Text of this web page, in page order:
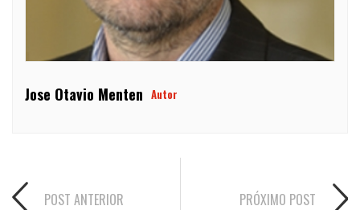
Jose Otavio Menten Autor
POST ANTERIOR PRÓXIMO POST